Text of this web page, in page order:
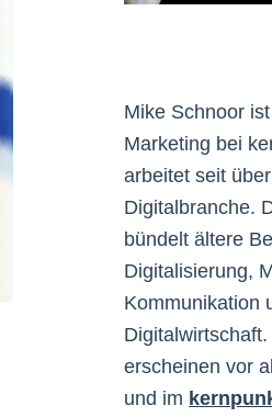
Mike Schnoor
Marketing bei
arbeitet seit
Digitalbranche.
bündelt ältere
Digitalisierung,
Kommunikation
erscheinen vor
und im